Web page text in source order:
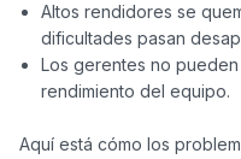
Altos rendidores se
dificultades pasan
Los gerentes no
rendimiento del equipo.
Aquí está cómo los